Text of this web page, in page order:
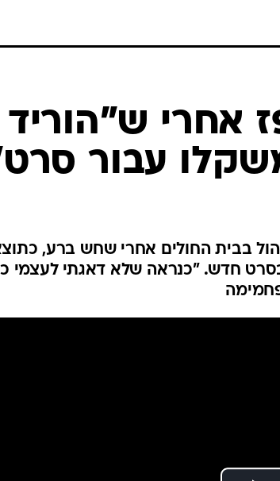
אחרי ש"הוריד
59 הגיע לאשפוז בהול בבית החולים אחרי שחש ברע,
חדש. "כנראה שלא דאגתי לעצמי